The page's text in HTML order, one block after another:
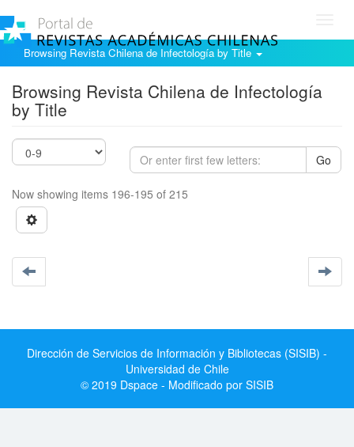
Browsing Revista Chilena de Infectología by Title
Browsing Revista Chilena de Infectología
by Title
Go
Now showing items 196-195 of 215
Dirección de Servicios de Información y Bibliotecas (SISIB) -
Universidad de Chile
© 2019 Dspace - Modificado por SISIB